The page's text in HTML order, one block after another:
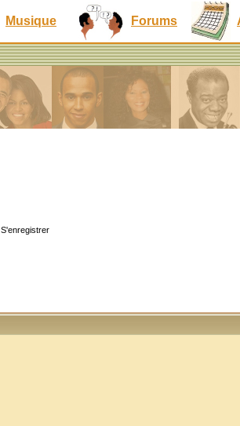
Musique Forums
S'enregistrer